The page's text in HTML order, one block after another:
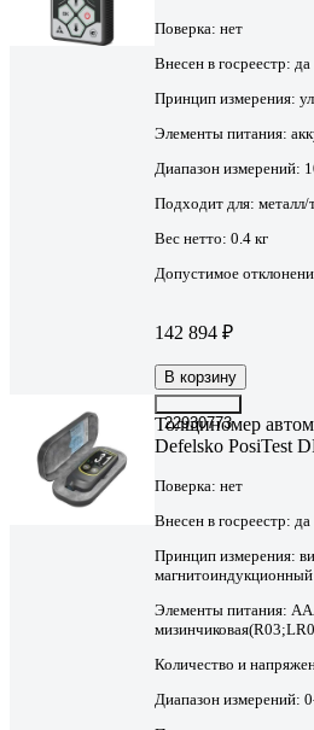
Поверка: нет
Внесен в госреестр: да
Принцип измерения:
Элементы питания:
Диапазон измерений:
Подходит для: металл/
Вес нетто: 0.4 кг
Допустимое
142 894 ₽
В корзину
22930773
Толщиномер
Defelsko PosiTest
Поверка: нет
Внесен в госреестр: да
Принцип измерения:
магнитоиндукционный
Элементы питания:
Количество и
Диапазон измерений: